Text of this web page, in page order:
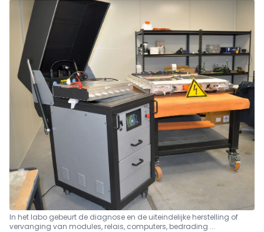
In het labo gebeurt de diagnose en de uiteindelijke herstelling of
vervanging van modules, relais, computers, bedrading ...